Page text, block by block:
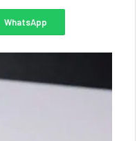
WhatsApp